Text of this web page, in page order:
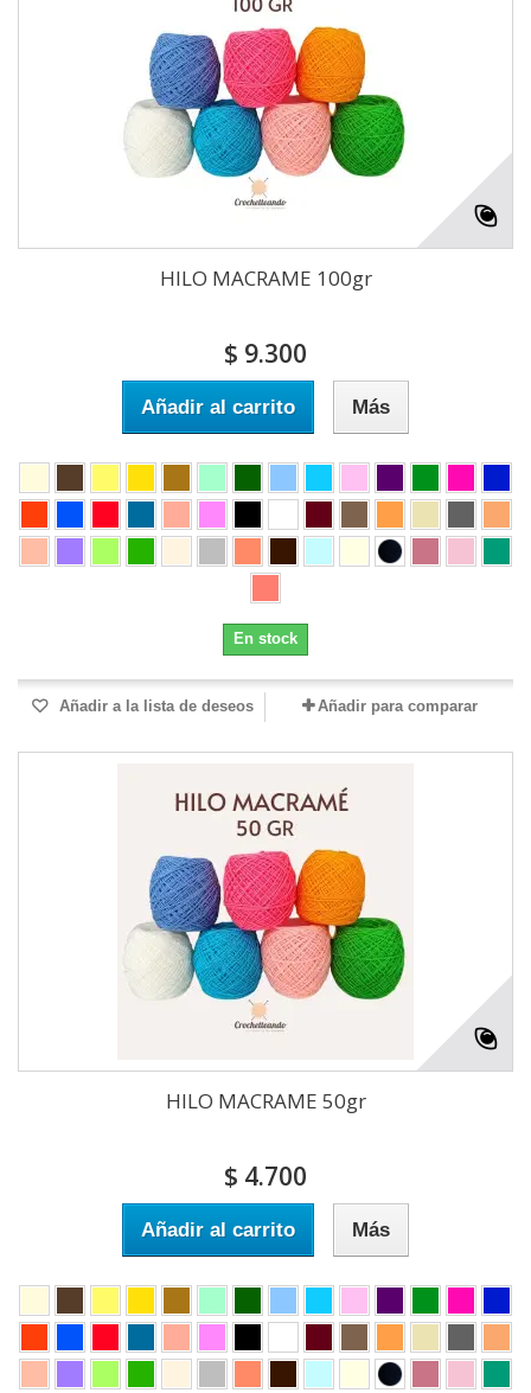
HILO MACRAME 100gr
$ 9.300
Añadir al carrito Más
En stock
Añadir a la lista de deseos Añadir para comparar
HILO MACRAME 50gr
$ 4.700
Añadir al carrito Más